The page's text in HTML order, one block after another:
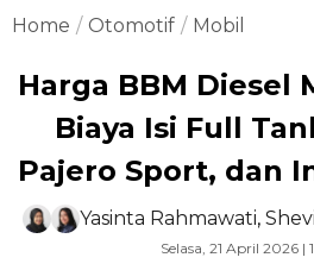
Home Otomotif Mobil
Harga BBM Diesel
Biaya Isi Full
Pajero Sport, dan
Yasinta Rahmawati,
Selasa, 21 April 2026 |